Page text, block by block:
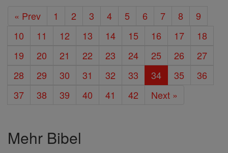
« Prev 1 2 3 4 5 6 7 8
9
10
11 12 13 14 15 16 17
18
19
20 21 22 23 24 25 26
27
28
29 30 31 32 33 34 35
36
37
38 39 40 41 42 Next »
Mehr Bibel